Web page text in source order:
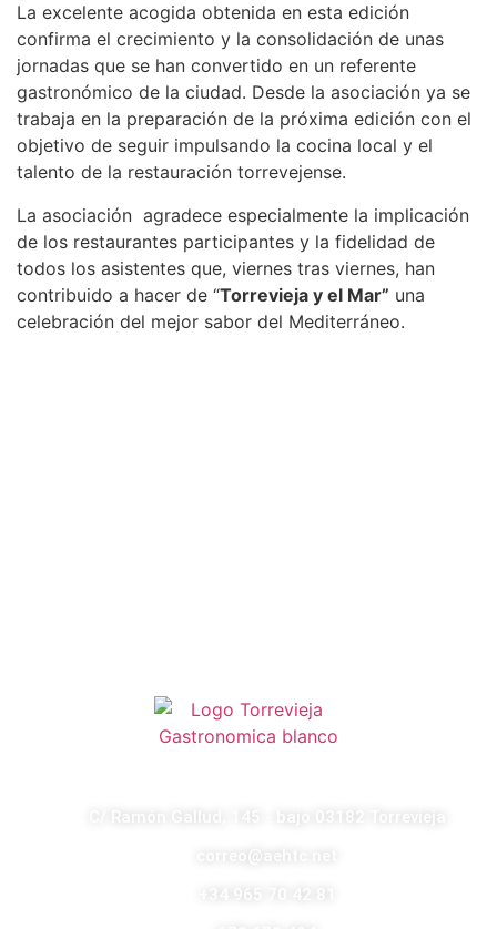
La excelente acogida obtenida en esta edición
confirma el crecimiento y la consolidación de unas
jornadas que se han convertido en un referente
gastronómico de la ciudad. Desde la asociación ya se
trabaja en la preparación de la próxima edición con el
objetivo de seguir impulsando la cocina local y el
talento de la restauración torrevejense.
La asociación agradece especialmente la implicación
de los restaurantes participantes y la fidelidad de
todos los asistentes que, viernes tras viernes, han
contribuido a hacer de “Torrevieja y el Mar” una
celebración del mejor sabor del Mediterráneo.
correo@aehtc.net